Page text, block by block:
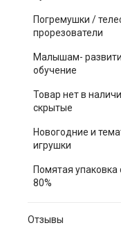
Погремушки /
прорезователи
Малышам-
обучение
Товар нет в
скрытые
Новогодние и
игрушки
Помятая упаковка
80%
Отзывы